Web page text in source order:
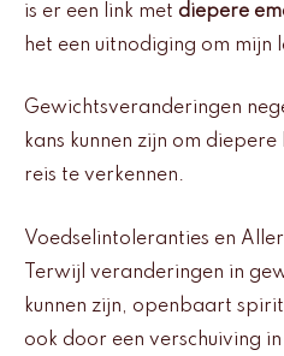
is er een link met diepere
het een uitnodiging om mijn
Gewichtsveranderingen
kans kunnen zijn om
reis te verkennen.
Voedselintoleranties en
Terwijl veranderingen in
kunnen zijn, openbaart
ook door een verschuiving